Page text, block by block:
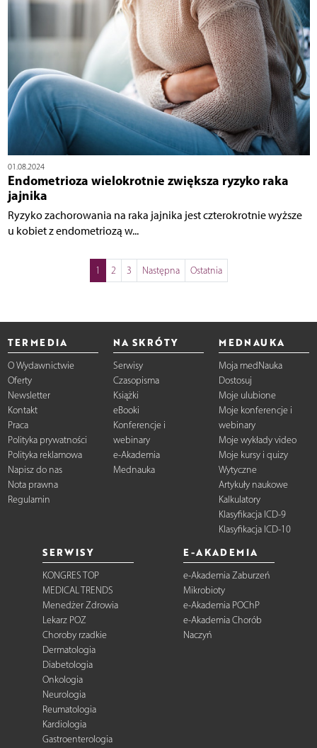
01.08.2024
Endometrioza wielokrotnie zwiększa ryzyko raka
jajnika
Ryzyko zachorowania na raka jajnika jest czterokrotnie wyższe
u kobiet z endometriozą w...
1 2 3 Następna Ostatnia
TERMEDIA
O Wydawnictwie
Oferty
Newsletter
Kontakt
Praca
Polityka prywatności
Polityka reklamowa
Napisz do nas
Nota prawna
Regulamin
NA SKRÓTY
Serwisy
Czasopisma
Książki
eBooki
Konferencje i
webinary
e-Akademia
Mednauka
MEDNAUKA
Moja medNauka
Dostosuj
Moje ulubione
Moje konferencje i
webinary
Moje wykłady video
Moje kursy i quizy
Wytyczne
Artykuły naukowe
Kalkulatory
Klasyfikacja ICD-9
Klasyfikacja ICD-10
SERWISY
KONGRES TOP
MEDICAL TRENDS
Menedżer Zdrowia
Lekarz POZ
Choroby rzadkie
Dermatologia
Diabetologia
Onkologia
Neurologia
Reumatologia
Kardiologia
Gastroenterologia
E-AKADEMIA
e-Akademia Zaburzeń
Mikrobioty
e-Akademia POChP
e-Akademia Chorób
Naczyń